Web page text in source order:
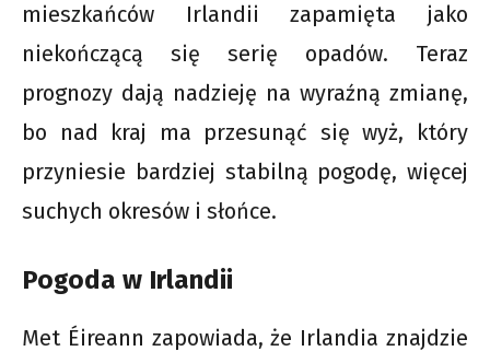
mieszkańców Irlandii zapamięta jako
niekończącą się serię opadów. Teraz
prognozy dają nadzieję na wyraźną zmianę,
bo nad kraj ma przesunąć się wyż, który
przyniesie bardziej stabilną pogodę, więcej
suchych okresów i słońce.
Pogoda w Irlandii
Met Éireann zapowiada, że Irlandia znajdzie